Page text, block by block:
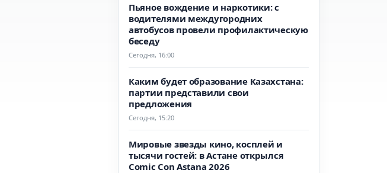
Пьяное вождение и наркотики: с
водителями междугородних
автобусов провели профилактическую
беседу
Сегодня, 16:00
Каким будет образование Казахстана:
партии представили свои
предложения
Сегодня, 15:20
Мировые звезды кино, косплей и
тысячи гостей: в Астане открылся
Comic Con Astana 2026